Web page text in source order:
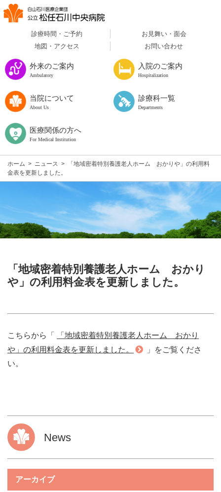
診療時間・ご予約
お見舞い・面会
地図・アクセス
お問い合わせ
外来のご案内
Ambulatory
入院のご案内
Hospitalization
当院について
About Us
診療科一覧
Departments
医療関係の方へ
For Medical Institution
ホーム > ニュース >
「地域密着特別養護老人ホーム おかりや」の利用料
金表を更新しました。
News
アーカイブ
「地域密着特別養護老人ホーム おかり
や」の利用料金表を更新しました。
こちらから「
「地域密着特別養護老人ホーム おかり
や」の利用料金表を更新しました。
」をご覧くださ
い。